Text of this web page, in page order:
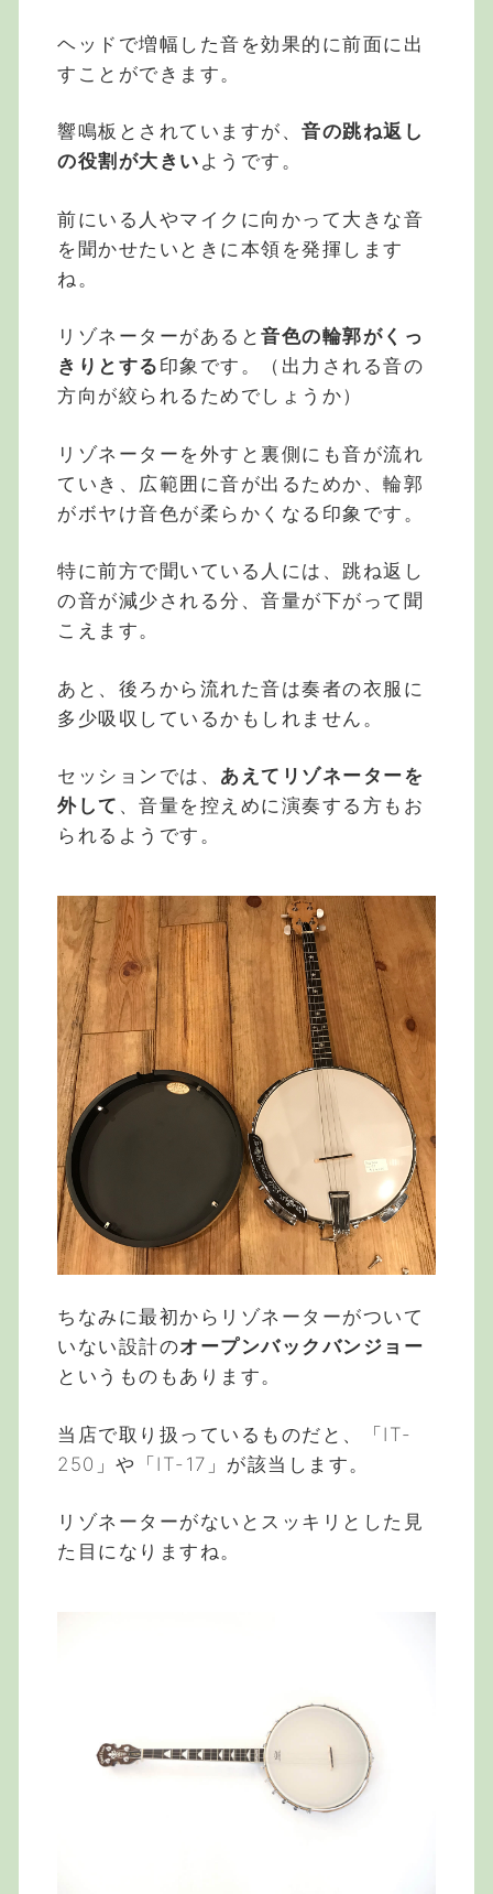
ヘッドで増幅した音を効果的に前面に出
すことができます。
響鳴板とされていますが、 音の跳ね返し
の役割が大きい ようです。
前にいる人やマイクに向かって大きな音
を聞かせたいときに本領を発揮します
ね。
リゾネーターがあると 音色の輪郭がくっ
きりとする 印象です。（出力される音の
方向が絞られるためでしょうか）
リゾネーターを外すと裏側にも音が流れ
ていき、広範囲に音が出るためか、輪郭
がボヤけ音色が柔らかくなる印象です。
特に前方で聞いている人には、跳ね返し
の音が減少される分、音量が下がって聞
こえます。
あと、後ろから流れた音は奏者の衣服に
多少吸収しているかもしれません。
セッションでは、 あえてリゾネーターを
外して 、音量を控えめに演奏する方もお
られるようです。
ちなみに最初からリゾネーターがついて
いない設計のオープンバックバンジョー
というものもあります。
当店で取り扱っているものだと、「IT-
250」や「IT-17」が該当します。
リゾネーターがないとスッキリとした見
た目になりますね。